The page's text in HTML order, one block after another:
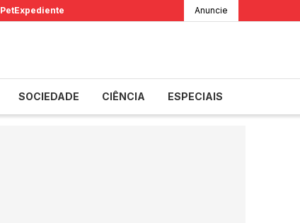
PetExpediente Anuncie
SOCIEDADE CIÊNCIA ESPECIAIS